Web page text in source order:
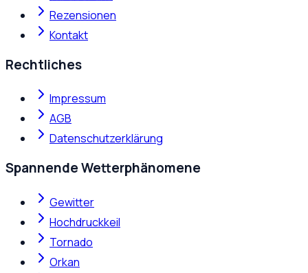
Rezensionen
Kontakt
Rechtliches
Impressum
AGB
Datenschutzerklärung
Spannende Wetterphänomene
Gewitter
Hochdruckkeil
Tornado
Orkan